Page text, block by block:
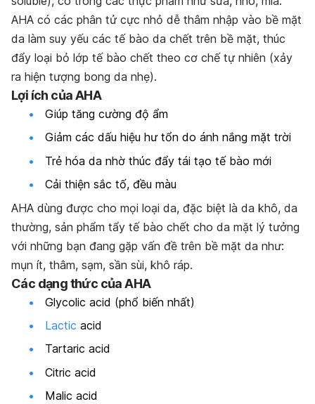
AHA có các phân tử cực nhỏ dễ thâm nhập vào bề mặt
da làm suy yếu các tế bào da chết trên bề mặt, thúc
đẩy loại bỏ lớp tế bào chết theo cơ chế tự nhiên (xảy
ra hiện tượng bong da nhẹ).
Lợi ích của AHA
Giúp tăng cường độ ẩm
Giảm các dấu hiệu hư tổn do ánh nắng mặt trời
Trẻ hóa da nhờ thúc đẩy tái tạo tế bào mới
Cải thiện sắc tố, đều màu
AHA dùng được cho mọi loại da, đặc biệt là da khô, da
thường, sản phẩm tẩy tế bào chết cho da mặt lý tưởng
với những bạn đang gặp vấn đề trên bề mặt da như:
mụn ít, thâm, sạm, sần sùi, khô ráp.
Các dạng thức của AHA
Glycolic acid (phổ biến nhất)
Lactic acid
Tartaric acid
Citric acid
Malic acid